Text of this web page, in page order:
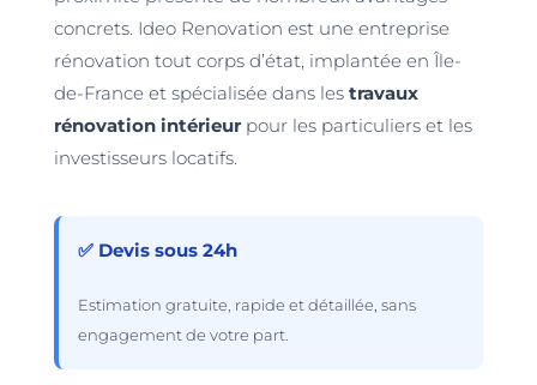
concrets. Ideo Renovation est une entreprise
rénovation tout corps d’état, implantée en Île-
de-France et spécialisée dans les travaux
rénovation intérieurpour les particuliers et les
investisseurs locatifs.
✅ Devis sous 24h
Estimation gratuite, rapide et détaillée, sans
engagement de votre part.